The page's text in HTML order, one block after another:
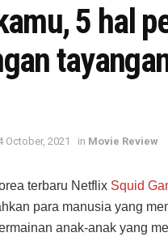
5 hal
October, 2021 in Movie Review
terbaru Netflix Squid
para manusia yang
anak-anak yang